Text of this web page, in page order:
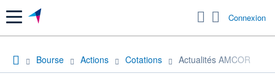
Menu Connexion
Bourse Actions Cotations Actualités AMCOR